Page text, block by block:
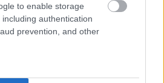
to enable storage
authentication
prevention, and other